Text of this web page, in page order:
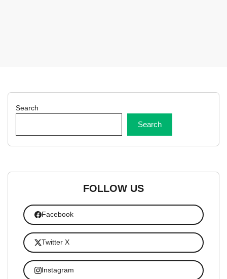
Search
Search
FOLLOW US
Facebook
Twitter X
Instagram